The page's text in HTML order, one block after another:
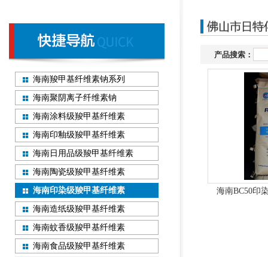
海南羧甲基纤维素钠系列
海南聚阴离子纤维素钠
海南涂料级羧甲基纤维素
海南印釉级羧甲基纤维素
海南日用品级羧甲基纤维素
海南陶瓷级羧甲基纤维素
海南印染级羧甲基纤维素
海南造纸级羧甲基纤维素
海南蚊香级羧甲基纤维素
海南食品级羧甲基纤维素
产品搜索：
海南BC50印